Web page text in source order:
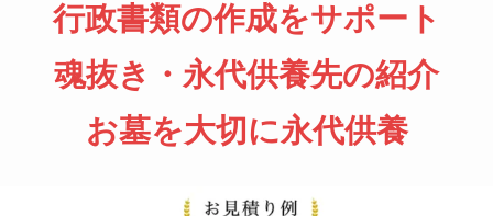
行政書類の作成をサポート
魂抜き・永代供養先の紹介
お墓を大切に永代供養